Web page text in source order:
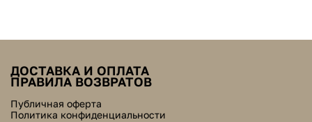
ДОСТАВКА И ОПЛАТА
ПРАВИЛА ВОЗВРАТОВ
Публичная оферта
Политика конфиденциальности